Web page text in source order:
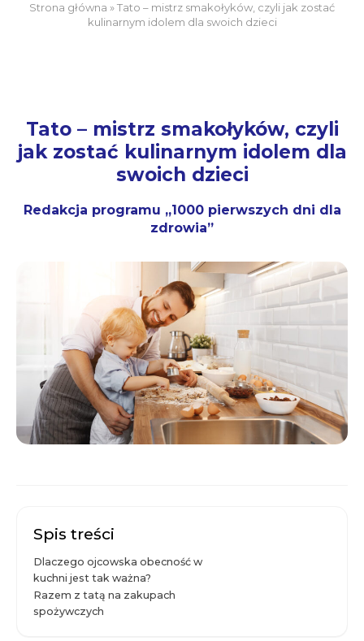
Strona główna »Tato – mistrz smakołyków, czyli jak zostać
kulinarnym idolem dla swoich dzieci
Tato – mistrz smakołyków, czyli
jak zostać kulinarnym idolem dla
swoich dzieci
Redakcja programu „1000 pierwszych dni dla
zdrowia”
Spis treści
Dlaczego ojcowska obecność w
kuchni jest tak ważna?
Razem z tatą na zakupach
spożywczych